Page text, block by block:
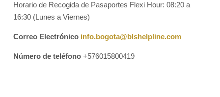
Horario de Recogida de Pasaportes Flexi Hour: 08:20 a
16:30 (Lunes a Viernes)
Correo Electrónico info.bogota@blshelpline.com
Número de teléfono +576015800419